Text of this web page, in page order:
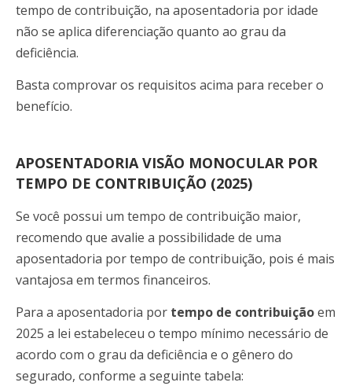
tempo de contribuição, na aposentadoria por idade
não se aplica diferenciação quanto ao grau da
deficiência.
Basta comprovar os requisitos acima para receber o
benefício.
APOSENTADORIA VISÃO MONOCULAR POR
TEMPO DE CONTRIBUIÇÃO (2025)
Se você possui um tempo de contribuição maior,
recomendo que avalie a possibilidade de uma
aposentadoria por tempo de contribuição, pois é mais
vantajosa em termos financeiros.
Para a aposentadoria por tempo de contribuiçãoem
2025 a lei estabeleceu o tempo mínimo necessário de
acordo com o grau da deficiência e o gênero do
segurado, conforme a seguinte tabela: